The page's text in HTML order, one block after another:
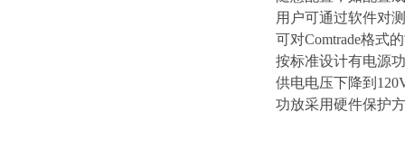
用户可通过软件对
可对Comtrade格式
按标准设计有电源
供电电压下降到
功放采用硬件保护